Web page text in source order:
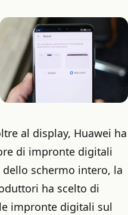
al display, Huawei ha
di impronte digitali
dello schermo intero, la
ha scelto di
impronte digitali sul